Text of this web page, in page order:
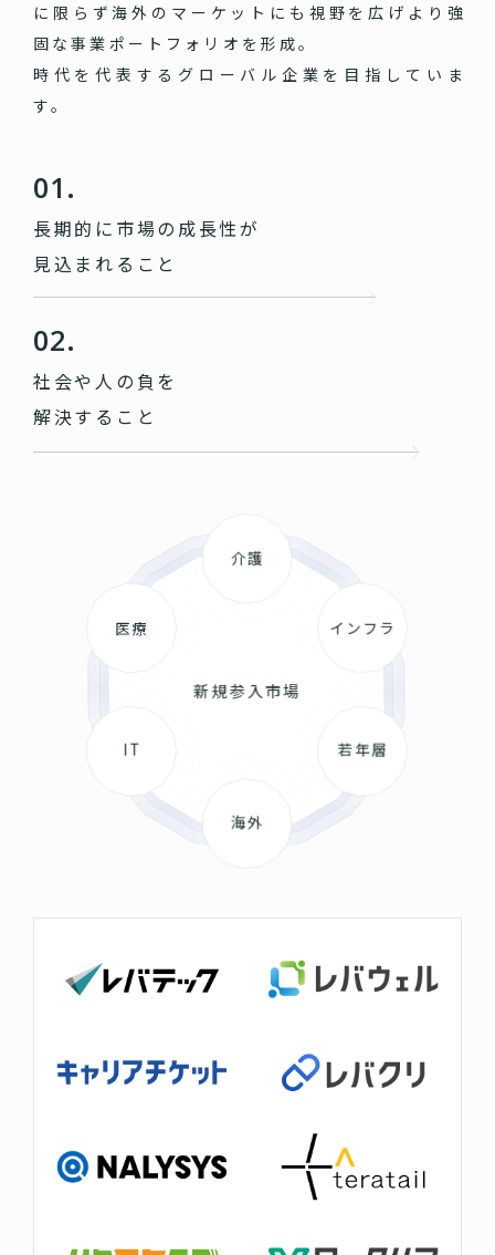
に限らず海外のマーケットにも視野を広げより強
固な事業ポートフォリオを形成。
時代を代表するグローバル企業を目指していま
す。
01.
長期的に市場の成長性が
見込まれること
02.
社会や人の負を
解決すること
新規参入市場
介護
インフラ
若年層
海外
IT
医療